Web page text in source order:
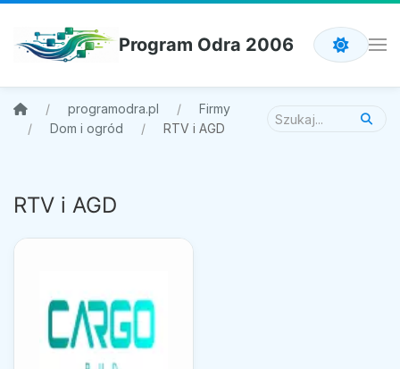
Program Odra 2006
programodra.pl
Firmy
Dom i ogród
RTV i AGD
RTV i AGD